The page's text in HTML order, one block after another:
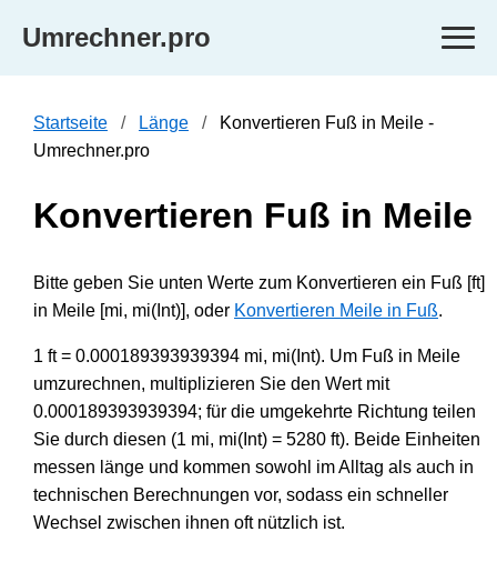
Umrechner.pro
Startseite Länge
Konvertieren Fuß in Meile -
Umrechner.pro
Konvertieren Fuß in Meile
Bitte geben Sie unten Werte zum Konvertieren ein Fuß [ft]
in Meile [mi, mi(Int)], oder Konvertieren Meile in Fuß.
1 ft = 0.000189393939394 mi, mi(Int). Um Fuß in Meile
umzurechnen, multiplizieren Sie den Wert mit
0.000189393939394; für die umgekehrte Richtung teilen
Sie durch diesen (1 mi, mi(Int) = 5280 ft). Beide Einheiten
messen länge und kommen sowohl im Alltag als auch in
technischen Berechnungen vor, sodass ein schneller
Wechsel zwischen ihnen oft nützlich ist.